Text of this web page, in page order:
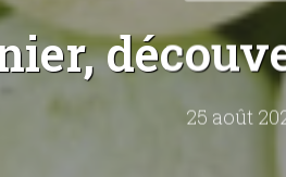
25 août